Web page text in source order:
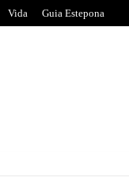
Vida Guia Estepona